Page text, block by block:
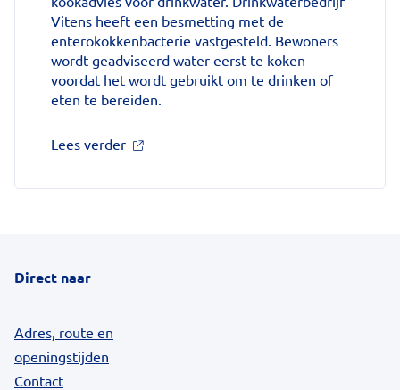
Vitens heeft een besmetting met de
enterokokkenbacterie vastgesteld. Bewoners
wordt geadviseerd water eerst te koken
voordat het wordt gebruikt om te drinken of
eten te bereiden.
Lees verder over
Direct naar
Adres, route en
openingstijden
Contact